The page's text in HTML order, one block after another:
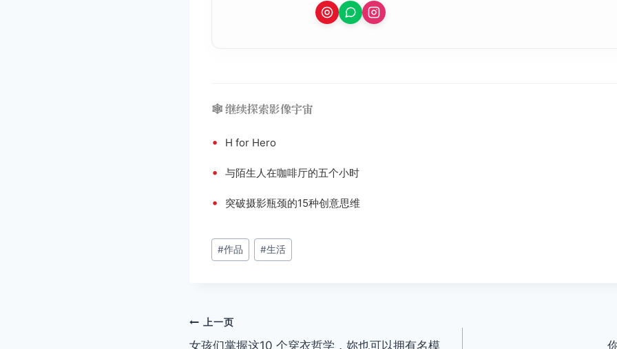
🕸️ 继续探索影像宇宙
• H for Hero
• 与陌生人在咖啡厅的五个小时
• 突破摄影瓶颈的15种创意思维
文
章
#作品 #生活
文上一页
女孩们掌握这10 个穿衣哲学，妳也可以拥有名模